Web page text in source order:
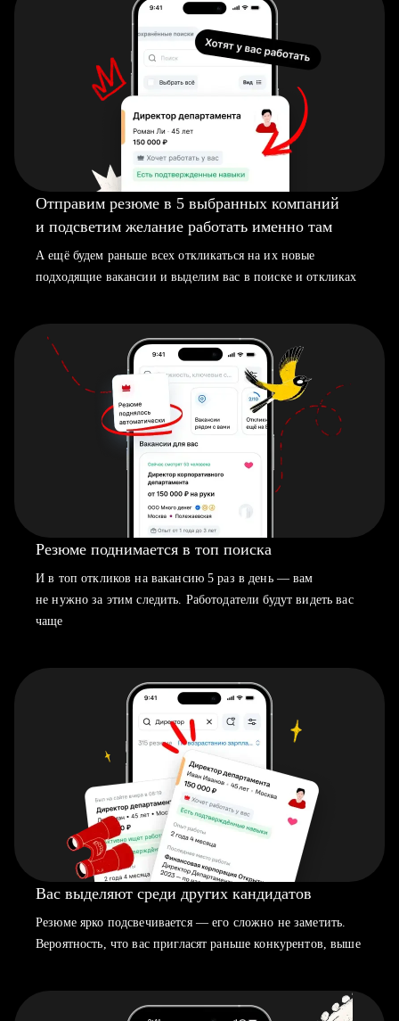
Отправим резюме в 5 выбранных компаний
и подсветим желание работать именно там
А ещё будем раньше всех откликаться на их новые
подходящие вакансии и выделим вас в поиске и откликах
Резюме поднимается в топ поиска
И в топ откликов на вакансию 5 раз в день — вам
не нужно за этим следить. Работодатели будут видеть вас
чаще
Вас выделяют среди других кандидатов
Резюме ярко подсвечивается — его сложно не заметить.
Вероятность, что вас пригласят раньше конкурентов, выше